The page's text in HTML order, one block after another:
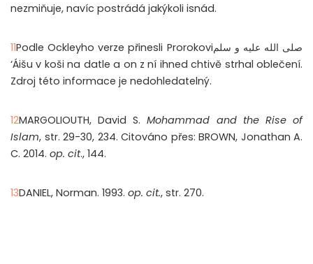
nezmiňuje, navíc postrádá jakýkoli isnád.
11Podle Ockleyho verze přinesli Prorokoviصلى الله عليه و سلم
‘Áišu v koši na datle a on z ní ihned chtivě strhal oblečení.
Zdroj této informace je nedohledatelný.
12MARGOLIOUTH, David S.Mohammad and the Rise of
Islam, str. 29-30, 234. Citováno přes: BROWN, Jonathan A.
C. 2014. op. cit., 144.
13DANIEL, Norman. 1993. op. cit., str. 270.